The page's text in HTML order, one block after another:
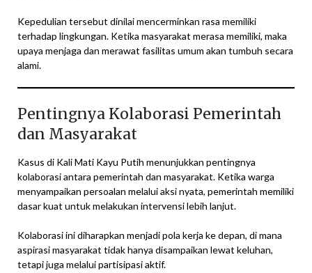
Kepedulian tersebut dinilai mencerminkan rasa memiliki
terhadap lingkungan. Ketika masyarakat merasa memiliki, maka
upaya menjaga dan merawat fasilitas umum akan tumbuh secara
alami.
Pentingnya Kolaborasi Pemerintah
dan Masyarakat
Kasus di Kali Mati Kayu Putih menunjukkan pentingnya
kolaborasi antara pemerintah dan masyarakat. Ketika warga
menyampaikan persoalan melalui aksi nyata, pemerintah memiliki
dasar kuat untuk melakukan intervensi lebih lanjut.
Kolaborasi ini diharapkan menjadi pola kerja ke depan, di mana
aspirasi masyarakat tidak hanya disampaikan lewat keluhan,
tetapi juga melalui partisipasi aktif.